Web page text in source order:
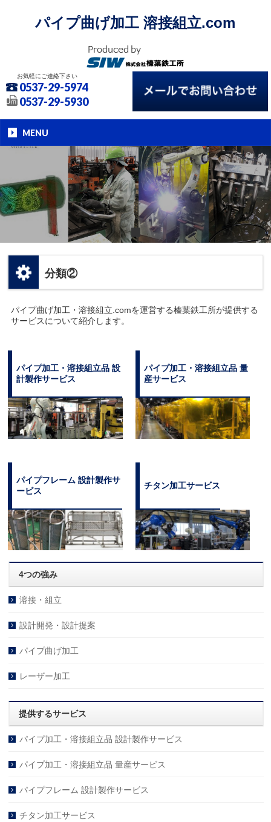
パイプ曲げ加工 溶接組立.com
お気軽にご連絡下さい
0537-29-5974
0537-29-5930
MENU
分類②
パイプ曲げ加工・溶接組立.comを運営する榛葉鉄工所が提供する
サービスについて紹介します。
パイプ加工・溶接組立品 設
計製作サービス
パイプ加工・溶接組立品 量
産サービス
パイプフレーム 設計製作サ
ービス
チタン加工サービス
4つの強み
溶接・組立
設計開発・設計提案
パイプ曲げ加工
レーザー加工
提供するサービス
パイプ加工・溶接組立品 設計製作サービス
パイプ加工・溶接組立品 量産サービス
パイプフレーム 設計製作サービス
チタン加工サービス